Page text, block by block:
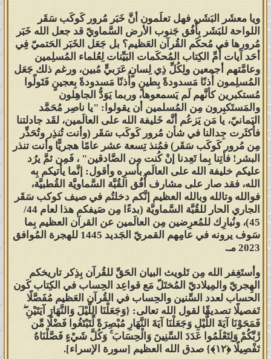
ويا معشَر البَشَر، فهل تعلَمون أنَّ خَبَر مُرور كَوكَب سَقَر
اللواحة للبَشَر بِأُفُق جَنوب الأرض السَّماويّ قد جعل الله خَبَر
مُرورها في مُحكَم القُرآن العَظيم؟ بل جَعَل الخَبَر الحَتميّ فِي
أحَد آيات أُمِّ الكِتاب المُحكَمات البَيِّنات لِعُلماء المُسلِمين
وعامَّتهم أجمعين ولِكُلِّ ذِي لِسانٍ عَرَبيٍّ مُبين، ورغم ذلك جَعَل
المُسلِمون أُذنًا مَسدودةً بِطينٍ وأُذنًا مَسدودةً بِعجينٍ فَتَولّوا
مُستكبرين كأنَّهم لَم يَسمعوها، وربما يَوَدُّ الجاهِلون
والمَستَكبِرون مِن المُسلمين أن يقولوا: "يا ناصِر مُحَمَّد
اليَمانيّ، يا مَن يَزعُم أنَّه خَليفة الله على العالَمين، لقَد جادلتنا
فأكثَرت جِدالنا في شأن مُرور كَوكَب سَقَر (وأنت تُنذِر وتُحَذِّر
مِن مُرور كَوكَب سَقَر) فمُنذ تِسعة عشر عامًا هجريًّا وأنت تنذر
البشر! فأتِنا بِما تَعِدنا إنْ كُنت مِن الصَّادقين" ، فَمِن ثمَّ يرُد
عليكم خليفة الله على العالَم بأسرِه وأقول: إنَّما يأتيكم بِه
الله، فقد صار على مشارف أُفُق القُبَّة السَّماويَّة القُطبيَّة،
فوالله وتالله وبالله العظيم إنَّكم دخلتُم في صيف كوكب سَقَر
الجاري الحار للقُبَّة السَّماويَّة (بدءًا مِن صَيفكم هذا لعام 44/
45)، ونُبارِك للمُعرِضين مِن العالَمين عن القرآن العظيم بِما
سَوف يرونه في عامِهم القمريّ الجَديد 1445 للهجرة المُوافق
2023 مـ.
وأستَغِفر الله مِن تَلويث البيان الحَقِّ للقُرآن بِذِكر تاريخكم
الهِجريّ والمِيلاديّ المُختَلّ مَع قواعِد الحِساب في الكِتاب كَون
الحساب لعدد السِّنين والحِساب في القُرآن العَظيم مُفَصَّلًا
تَفصيلًا تصديقًا لقول الله تعالى: {وَجَعَلْنَا اللَّيْلَ وَالنَّهَارَ آيَتَيْنِ ۖ
فَمَحَوْنَا آيَةَ اللَّيْلِ وَجَعَلْنَا آيَةَ النَّهَارِ مُبْصِرَةً لِّتَبْتَغُوا فَضْلًا مِّن
رَّبِّكُمْ وَلِتَعْلَمُوا عَدَدَ السِّنِينَ وَالْحِسَابَ ۚ وَكُلَّ شَيْءٍ فَصَّلْنَاهُ
تَفْصِيلًا ‎﴿١٢﴾‏} صدق الله العظيم [سورة الإسراء].